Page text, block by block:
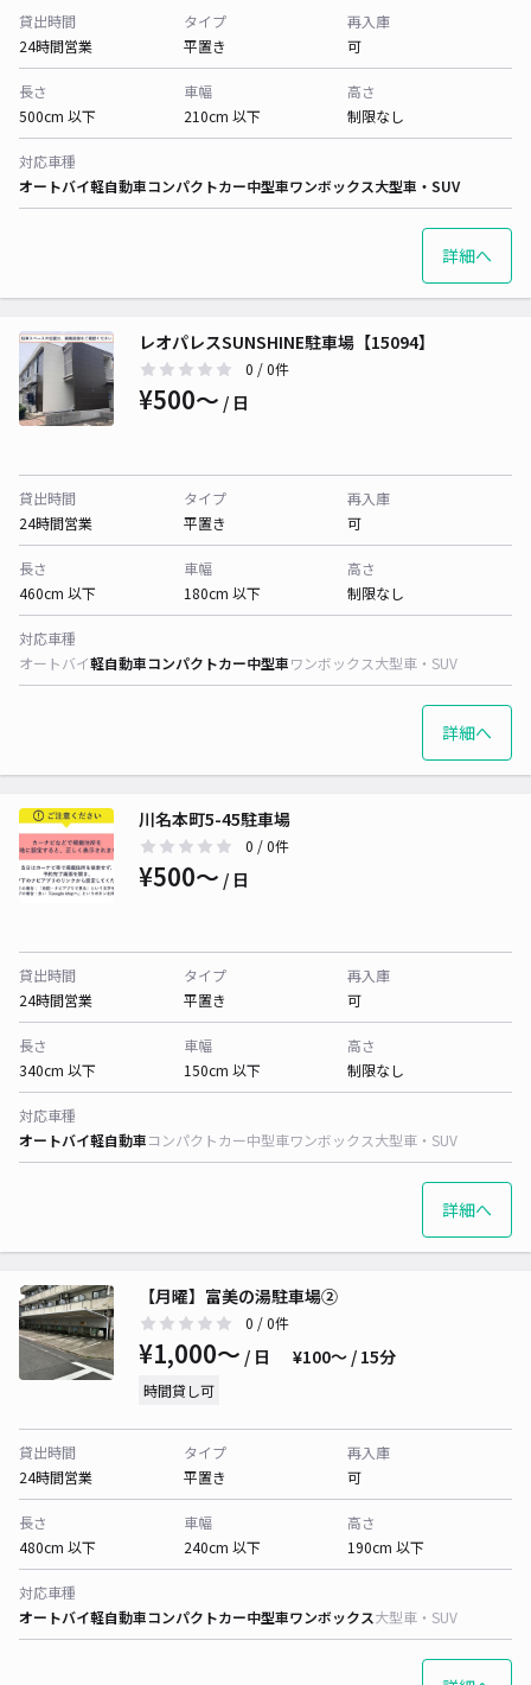
貸出時間
24時間営業
タイプ
平置き
再入庫
可
長さ
500cm 以下
車幅
210cm 以下
高さ
制限なし
対応車種
オートバイ軽自動車コンパクトカー中型車ワンボックス大型車・SUV
詳細へ
レオパレスSUNSHINE駐車場【15094】
0 / 0件
¥500〜 / 日
貸出時間
24時間営業
タイプ
平置き
再入庫
可
長さ
460cm 以下
車幅
180cm 以下
高さ
制限なし
対応車種
オートバイ軽自動車コンパクトカー中型車ワンボックス大型車・SUV
詳細へ
川名本町5-45駐車場
0 / 0件
¥500〜 / 日
貸出時間
24時間営業
タイプ
平置き
再入庫
可
長さ
340cm 以下
車幅
150cm 以下
高さ
制限なし
対応車種
オートバイ軽自動車コンパクトカー中型車ワンボックス大型車・SUV
詳細へ
【月曜】富美の湯駐車場②
0 / 0件
¥1,000〜 / 日 ¥100〜 / 15分
時間貸し可
貸出時間
24時間営業
タイプ
平置き
再入庫
可
長さ
480cm 以下
車幅
240cm 以下
高さ
190cm 以下
対応車種
オートバイ軽自動車コンパクトカー中型車ワンボックス大型車・SUV